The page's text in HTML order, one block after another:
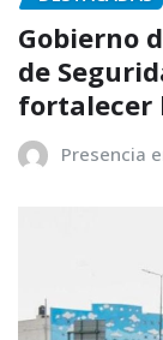
Gobierno
de
fortalecer
Presencia